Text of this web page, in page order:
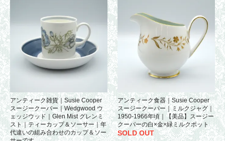
アンティーク雑貨｜Susie Cooper
スージークーパー｜Wedgwood ウ
ェッジウッド｜Glen Mist グレンミ
スト｜ティーカップ＆ソーサー｜年
代違いの組み合わせのカップ＆ソー
アンティーク食器｜Susie Cooper
スージークーパー｜ミルクジャグ｜
1950-1966年頃｜【美品】スージー
クーパーの白×金×緑ミルクポット
SOLD OUT